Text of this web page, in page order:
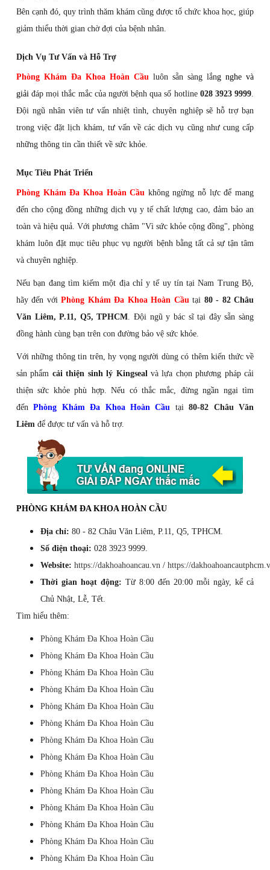
Bên cạnh đó, quy trình thăm khám cũng được tổ chức khoa học, giúp
giảm thiểu thời gian chờ đợi của bệnh nhân.
Dịch Vụ Tư Vấn và Hỗ Trợ
Phòng Khám Đa Khoa Hoàn Cầu luôn sẵn sàng lắng nghe và
giảiđáp mọi thắc mắc của người bệnh qua số hotline 028 3923 9999.
Đội ngũ nhân viên tư vấn nhiệt tình, chuyên nghiệp sẽ hỗ trợ bạn
trong việc đặt lịch khám, tư vấn về các dịch vụ cũng như cung cấp
những thông tin cần thiết về sức khỏe.
Mục Tiêu Phát Triển
Phòng Khám Đa Khoa Hoàn Cầu không ngừng nỗ lực để mang
đến cho cộng đồng những dịch vụ y tế chất lượng cao, đảm bảo an
toàn và hiệu quả. Với phương châm "Vì sức khỏe cộng đồng", phòng
khám luôn đặt mục tiêu phục vụ người bệnh bằng tất cả sự tận tâm
và chuyên nghiệp.
Nếu bạn đang tìm kiếm một địa chỉ y tế uy tín tại Nam Trung Bộ,
hãy đến vớiPhòng Khám Đa Khoa Hoàn Cầutại 80 - 82 Châu
Văn Liêm, P.11, Q5, TPHCM. Đội ngũ y bác sĩ tại đây sẵn sàng
đồng hành cùng bạn trên con đường bảo vệ sức khỏe.
Với những thông tin trên, hy vọng người dùng có thêm kiến thức về
sản phẩm cải thiện sinh lý Kingsealvà lựa chọn phương pháp cải
thiện sức khỏe phù hợp. Nếu có thắc mắc, đừng ngần ngại tìm
đếnPhòng Khám Đa Khoa Hoàn Cầu tại80-82 Châu Văn
Liêm để được tư vấn và hỗ trợ.
PHÒNG KHÁM ĐA KHOA HOÀN CẦU
Địa chỉ: 80 - 82 Châu Văn Liêm, P.11, Q5, TPHCM.
Số điện thoại: 028 3923 9999.
Website: https://dakhoahoancau.vn / https://
Thời gian hoạt động: Từ 8:00 đến 20:00 mỗi ngày, kể cả
Chủ Nhật, Lễ, Tết.
Tìm hiểu thêm:
Phòng Khám Đa Khoa Hoàn Cầu
Phòng Khám Đa Khoa Hoàn Cầu
Phòng Khám Đa Khoa Hoàn Cầu
Phòng Khám Đa Khoa Hoàn Cầu
Phòng Khám Đa Khoa Hoàn Cầu
Phòng Khám Đa Khoa Hoàn Cầu
Phòng Khám Đa Khoa Hoàn Cầu
Phòng Khám Đa Khoa Hoàn Cầu
Phòng Khám Đa Khoa Hoàn Cầu
Phòng Khám Đa Khoa Hoàn Cầu
Phòng Khám Đa Khoa Hoàn Cầu
Phòng Khám Đa Khoa Hoàn Cầu
Phòng Khám Đa Khoa Hoàn Cầu
Phòng Khám Đa Khoa Hoàn Cầu